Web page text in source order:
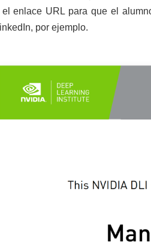
el enlace URL para que el
por ejemplo.